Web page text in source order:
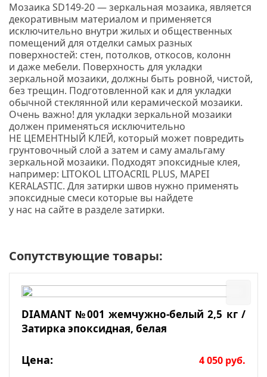
Мозаика SD149-20 —зеркальная мозаика, является
декоративным материалом и применяется
исключительно внутри жилых и общественных
помещений для отделки самых разных
поверхностей: стен, потолков, откосов, колонн
и даже мебели. Поверхность для укладки
зеркальной мозаики, должны быть ровной, чистой,
без трещин. Подготовленной как и для укладки
обычной стеклянной или керамической мозаики.
Очень важно! для укладки зеркальной мозаики
должен применяться исключительно
НЕ ЦЕМЕНТНЫЙ КЛЕЙ, который может повредить
грунтовочный слой а затем и саму амальгаму
зеркальной мозаики. Подходят эпоксидные клея,
например: LITOKOL LITOACRIL PLUS, MAPEI
KERALASTIC. Для затирки швов нужно применять
эпоксидные смеси которые вы найдете
у нас на сайте в разделе затирки.
Сопутствующие товары:
DIAMANT №001 жемчужно-белый 2,5 кг /
Затирка эпоксидная, белая
Цена: 4 050 руб.